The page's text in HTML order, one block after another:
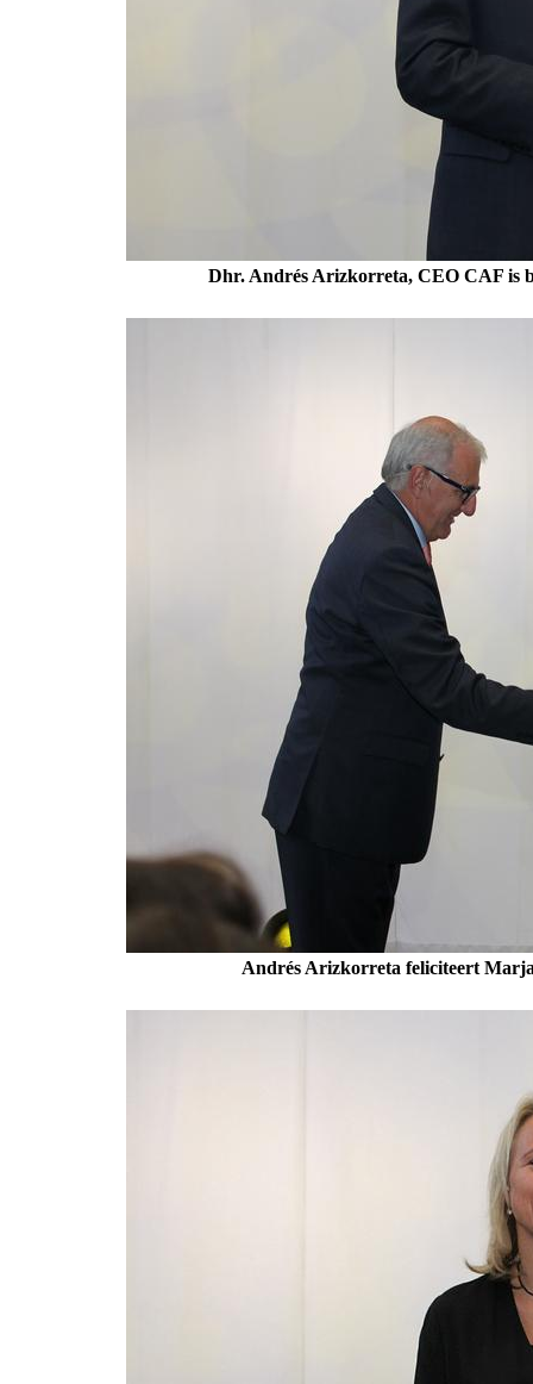
Dhr. Andrés Arizkorreta, CEO CAF is
Andrés Arizkorreta feliciteert